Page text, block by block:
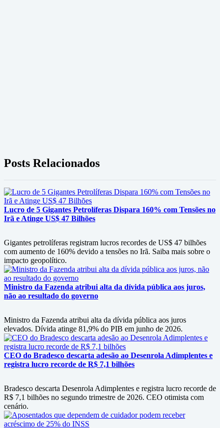
Posts Relacionados
Lucro de 5 Gigantes Petrolíferas Dispara 160% com Tensões no
Irã e Atinge US$ 47 Bilhões
Gigantes petrolíferas registram lucros recordes de US$ 47 bilhões
com aumento de 160% devido a tensões no Irã. Saiba mais sobre o
impacto geopolítico.
Ministro da Fazenda atribui alta da dívida pública aos juros,
não ao resultado do governo
Ministro da Fazenda atribui alta da dívida pública aos juros
elevados. Dívida atinge 81,9% do PIB em junho de 2026.
CEO do Bradesco descarta adesão ao Desenrola Adimplentes e
registra lucro recorde de R$ 7,1 bilhões
Bradesco descarta Desenrola Adimplentes e registra lucro recorde de
R$ 7,1 bilhões no segundo trimestre de 2026. CEO otimista com
cenário.